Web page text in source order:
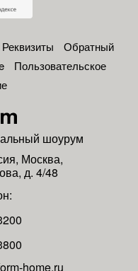
Реквизиты
Обратный
Пользовательское
шоурум
, Москва,
д. 4/48
home.ru